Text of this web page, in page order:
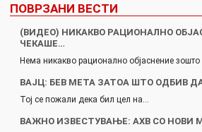
ПОВРЗАНИ ВЕСТИ
(ВИДЕО) НИКАКВО РАЦИОНАЛНО
ЧЕКАШЕ…
Нема никакво рационално објаснение зошто
ВАЈЦ: БЕВ МЕТА ЗАТОА ШТО ОДБИВ
Тој се пожали дека бил цел на…
ВАЖНО ИЗВЕСТУВАЊЕ: АХВ СО НОВИ